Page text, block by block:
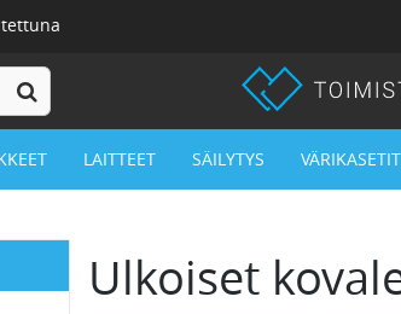
LAITTEET SÄILYTYS VÄRIKASETIT
Ulkoiset